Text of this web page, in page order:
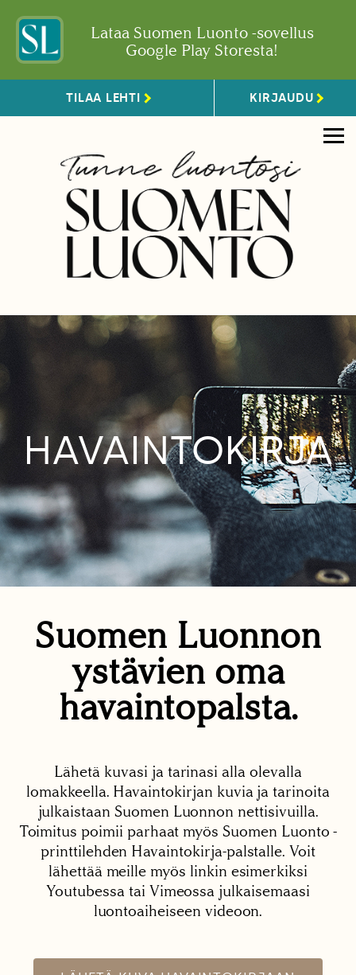
Lataa Suomen Luonto -sovellus
Google Play Storesta!
TILAA LEHTI KIRJAUDU
HAVAINTOKIRJA
Suomen Luonnon
ystävien oma
havaintopalsta.
Lähetä kuvasi ja tarinasi alla olevalla
lomakkeella. Havaintokirjan kuvia ja tarinoita
julkaistaan Suomen Luonnon nettisivuilla.
Toimitus poimii parhaat myös Suomen Luonto -
printtilehden Havaintokirja-palstalle. Voit
lähettää meille myös linkin esimerkiksi
Youtubessa tai Vimeossa julkaisemaasi
luontoaiheiseen videoon.